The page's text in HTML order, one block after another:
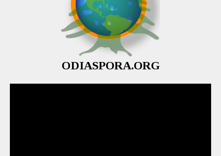
ODIASPORA.ORG